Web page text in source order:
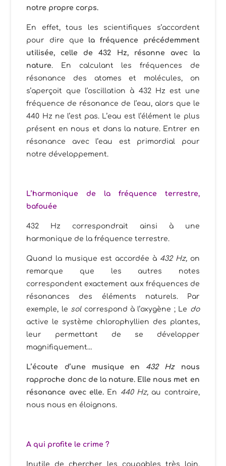
notre propre corps.
En effet, tous les scientifiques s’accordent
pour dire que la fréquence précédemment
utilisée, celle de 432 Hz, résonne avec la
nature. En calculant les fréquences de
résonance des atomes et molécules, on
s’aperçoit que l’oscillation à 432 Hz est une
fréquence de résonance de l’eau, alors que le
440 Hz ne l’est pas. L’eau est l’élément le plus
présent en nous et dans la nature. Entrer en
résonance avec l’eau est primordial pour
notre développement.
L’harmonique de la fréquence terrestre,
bafouée
432 Hz correspondrait ainsi à une
harmonique de la fréquence terrestre.
Quand la musique est accordée à 432 Hz,on
remarque que les autres notes
correspondent exactement aux fréquences de
résonances des éléments naturels. Par
exemple, le solcorrespond à l’oxygène ; Le do
active le système chlorophyllien des plantes,
leur permettant de se développer
magnifiquement…
L’écoute d’une musique en 432 Hznous
rapproche donc de la nature. Elle nous met en
résonance avec elle. En 440 Hz,au contraire,
nous nous en éloignons.
A qui profite le crime ?
Inutile de chercher les coupables très loin.